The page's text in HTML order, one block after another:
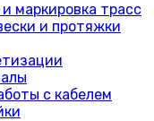
маркировка трасс
и протяжки
с кабелем